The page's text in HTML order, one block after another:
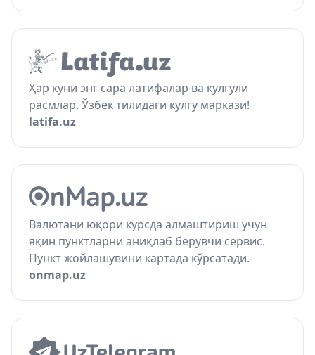
Ҳар куни энг сара латифалар ва кулгули
расмлар. Ўзбек тилидаги кулгу маркази!
latifa.uz
Валютани юқори курсда алмаштириш учун
яқин пунктларни аниқлаб берувчи сервис.
Пункт жойлашувини картада кўрсатади.
onmap.uz